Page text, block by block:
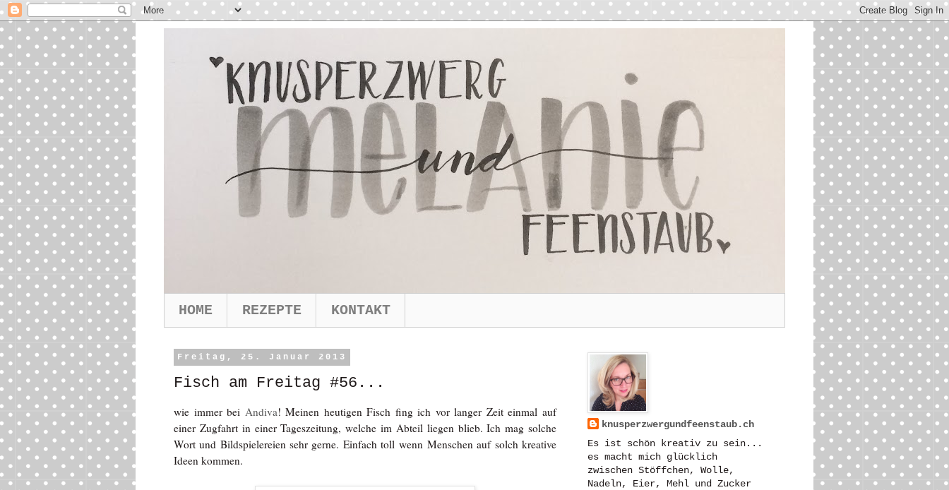
HOME REZEPTE KONTAKT
Freitag, 25. Januar 2013
Fisch am Freitag #56...
wie immer bei Andiva! Meinen heutigen Fisch fing ich vor langer Zeit einmal auf
einer Zugfahrt in einer Tageszeitung, welche im Abteil liegen blieb. Ich mag solche
Wort und Bildspielereien sehr gerne. Einfach toll wenn Menschen auf solch kreative
Ideen kommen.
knusperzwergundfeenstaub.ch
Es ist schön kreativ zu sein...
es macht mich glücklich
zwischen Stöffchen, Wolle,
Nadeln, Eier, Mehl und Zucker